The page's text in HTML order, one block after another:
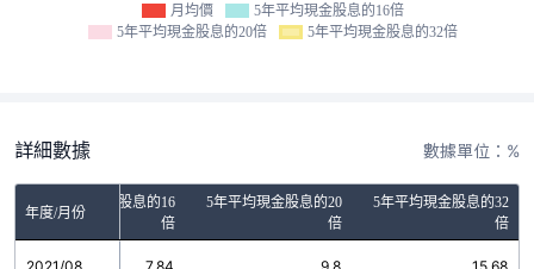
月均價
5年平均現金股息的16倍
5年平均現金股息的20倍
5年平均現金股息的32倍
詳細數據 數據單位：%
年度/月份
5年平均現金股息的16
倍
5年平均現金股息的20
倍
5年平均現金股息的32
倍